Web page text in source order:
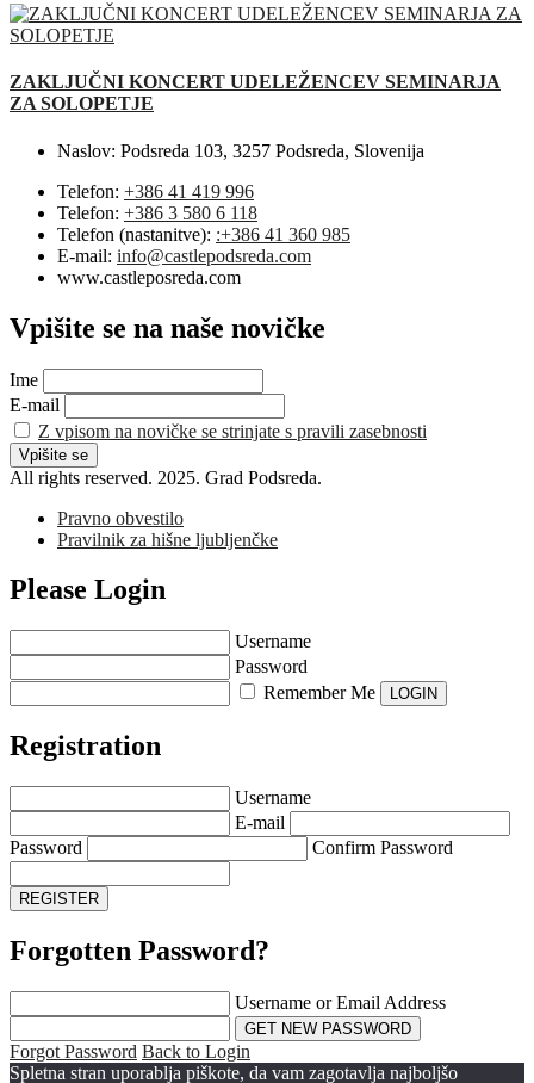
ZAKLJUČNI KONCERT UDELEŽENCEV SEMINARJA
ZA SOLOPETJE
Naslov: Podsreda 103, 3257 Podsreda, Slovenija
Telefon: +386 41 419 996
Telefon: +386 3 580 6 118
Telefon (nastanitve): :+386 41 360 985
E-mail: info@castlepodsreda.com
www.castleposreda.com
Vpišite se na naše novičke
Ime
E-mail
Z vpisom na novičke se strinjate s pravili zasebnosti
All rights reserved. 2025. Grad Podsreda.
Pravno obvestilo
Pravilnik za hišne ljubljenčke
Please Login
Username
Password
Remember Me
Registration
Username
E-mail
Password
Confirm Password
Forgotten Password?
Username or Email Address
Forgot Password Back to Login
Spletna stran uporablja piškote, da vam zagotavlja najboljšo